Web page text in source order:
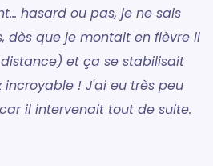
hasard ou pas, je ne sais
dès que je montait en fièvre il
et ça se stabilisait
incroyable ! J'ai eu très peu
il intervenait tout de suite.